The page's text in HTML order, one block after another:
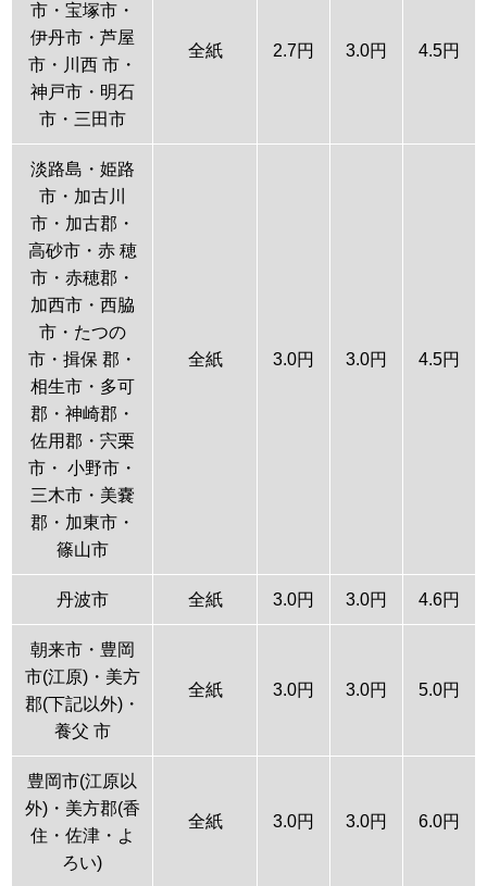
市・宝塚市・
伊丹市・芦屋
市・川西 市・
神戸市・明石
市・三田市
全紙 2.7円 3.0円 4.5円
淡路島・姫路
市・加古川
市・加古郡・
高砂市・赤 穂
市・赤穂郡・
加西市・西脇
市・たつの
市・揖保 郡・
相生市・多可
郡・神崎郡・
佐用郡・宍栗
市・ 小野市・
三木市・美嚢
郡・加東市・
篠山市
全紙 3.0円 3.0円 4.5円
丹波市 全紙 3.0円 3.0円 4.6円
朝来市・豊岡
市(江原)・美方
郡(下記以外)・
養父 市
全紙 3.0円 3.0円 5.0円
豊岡市(江原以
外)・美方郡(香
住・佐津・よ
ろい)
全紙 3.0円 3.0円 6.0円